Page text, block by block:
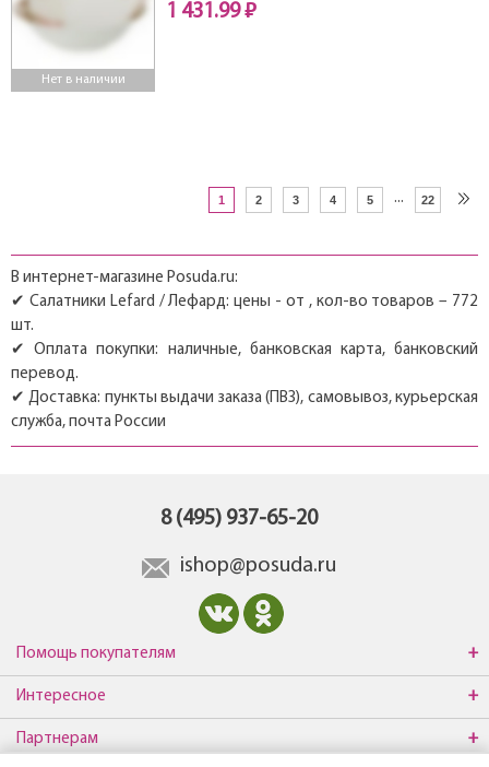
Нет в наличии
1 431.99 ₽
1 2 3 4 5 ... 22
В интернет-магазине Posuda.ru:
✔ Салатники Lefard / Лефард: цены - от , кол-во товаров – 772
шт.
✔ Оплата покупки: наличные, банковская карта, банковский
перевод.
✔ Доставка: пункты выдачи заказа (ПВЗ), самовывоз, курьерская
служба, почта России
8 (495) 937-65-20
ishop@posuda.ru
Помощь покупателям
Интересное
Партнерам